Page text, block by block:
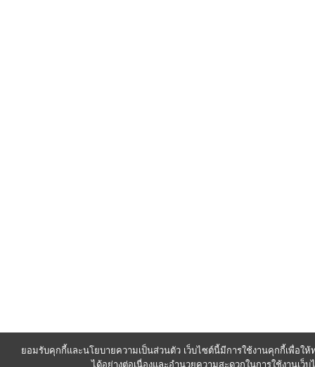
ยอมรับคุกกี้และนโยบายความเป็นส่วนตัว เว็บไซต์นี้มีการใช้งานคุกกี้เพื่อให้
ได้อย่างต่อเนื่องและอำนวยความสะดวกในการใช้งานเว็บ